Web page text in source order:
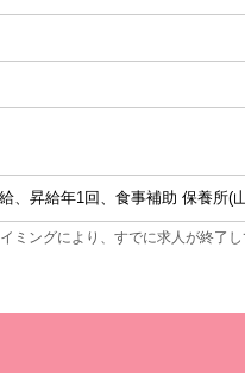
、昇給年1回、食事補助 保養所(
ングにより、すでに求人が終了